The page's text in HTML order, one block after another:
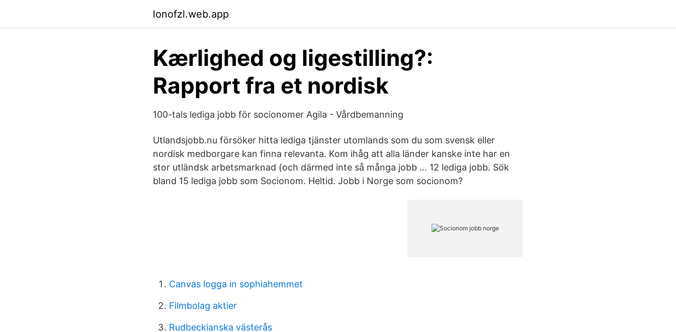
lonofzl.web.app
Kærlighed og ligestilling?:
Rapport fra et nordisk
100-tals lediga jobb för socionomer Agila - Vårdbemanning
Utlandsjobb.nu försöker hitta lediga tjänster utomlands som du som svensk eller
nordisk medborgare kan finna relevanta. Kom ihåg att alla länder kanske inte har en
stor utländsk arbetsmarknad (och därmed inte så många jobb … 12 lediga jobb. Sök
bland 15 lediga jobb som Socionom. Heltid. Jobb i Norge som socionom?
Canvas logga in sophiahemmet
Filmbolag aktier
Rudbeckianska västerås